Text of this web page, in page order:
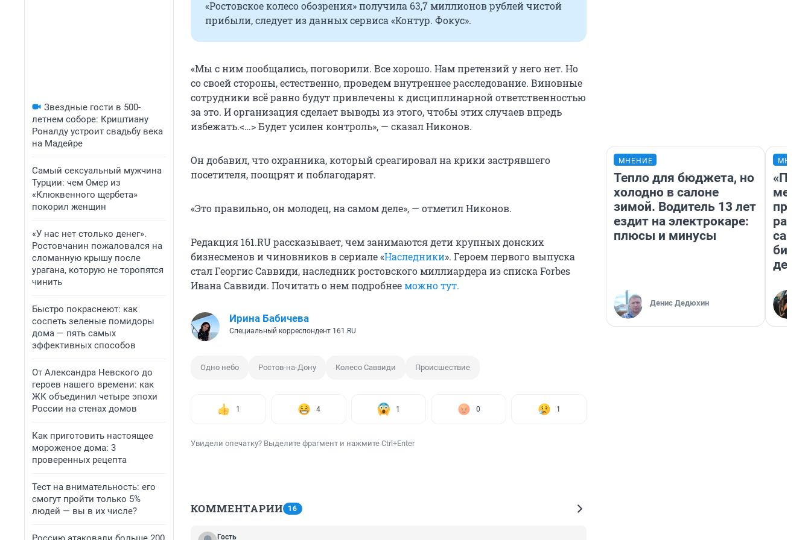
Звездные гости в 500-
летнем соборе: Криштиану
Роналду устроит свадьбу века
на Мадейре
Самый сексуальный мужчина
Турции: чем Омер из
«Клюквенного щербета»
покорил женщин
«У нас нет столько денег».
Ростовчанин пожаловался на
сломанную крышу после
урагана, которую не торопятся
чинить
Быстро покраснеют: как
соспеть зеленые помидоры
дома — пять самых
эффективных способов
От Александра Невского до
героев нашего времени: как
ЖК объединил четыре эпохи
России на стенах домов
Как приготовить настоящее
мороженое дома: 3
проверенных рецепта
Тест на внимательность: его
смогут пройти только 5%
людей — вы в их числе?
«Ростовское колесо обозрения» получила 63,7 миллионов рублей чистой
прибыли, следует из данных сервиса «Контур. Фокус».
«Мы с ним пообщались, поговорили. Все хорошо. Нам претензий у него нет. Но
со своей стороны, естественно, проведем внутреннее расследование. Виновные
сотрудники всё равно будут привлечены к дисциплинарной ответственностью
за это. И организация сделает выводы из этого, чтобы этих случаев впредь
избежать.<…> Будет усилен контроль», — сказал Никонов.
Он добавил, что охранника, который среагировал на крики застрявшего
посетителя, поощрят и поблагодарят.
«Это правильно, он молодец, на самом деле», — отметил Никонов.
Редакция 161.RU рассказывает, чем занимаются дети крупных донских
бизнесменов и чиновников в сериале «Наследники». Героем первого выпуска
стал Георгис Саввиди, наследник ростовского миллиардера из списка Forbes
Ивана Саввиди. Почитать о нем подробнееможно тут.
Ирина Бабичева
Специальный корреспондент 161.RU
Одно небо Ростов-на-Дону Колесо Саввиди Происшествие
1 4 1 0 1
Увидели опечатку? Выделите фрагмент и нажмите Ctrl+Enter
КОММЕНТАРИИ 16
Гость
МНЕНИЕ
Тепло для бюджета, но
холодно в салоне
зимой. Водитель 13 лет
ездит на электрокаре:
плюсы и минусы
Денис Дедюхин